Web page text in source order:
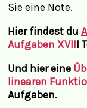
Sie eine Note.
Hier findest du
Aufgaben XVIII
Und hier eine
linearen
Aufgaben.